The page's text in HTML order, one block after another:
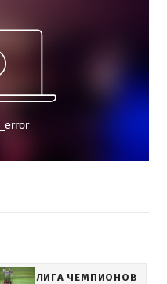
ЛИГА ЧЕМПИОНОВ